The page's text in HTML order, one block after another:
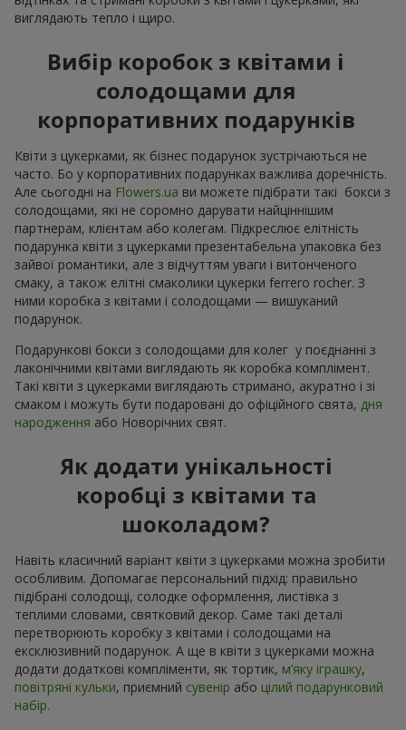
виглядають тепло і щиро.
Вибір коробок з квітами і
солодощами для
корпоративних подарунків
Квіти з цукерками, як бізнес подарунок зустрічаються не
часто. Бо у корпоративних подарунках важлива доречність.
Але сьогодні на Flowers.ua ви можете підібрати такі бокси з
солодощами, які не соромно дарувати найціннішим
партнерам, клієнтам або колегам. Підкреслює елітність
подарунка квіти з цукерками презентабельна упаковка без
зайвої романтики, але з відчуттям уваги і витонченого
смаку, а також елітні смаколики цукерки ferrero rocher. З
ними коробка з квітами і солодощами — вишуканий
подарунок.
Подарункові бокси з солодощами для колег у поєднанні з
лаконічними квітами виглядають як коробка комплімент.
Такі квіти з цукерками виглядають стримано, акуратно і зі
смаком і можуть бути подаровані до офіційного свята, дня
народження або Новорічних свят.
Як додати унікальності
коробці з квітами та
шоколадом?
Навіть класичний варіант квіти з цукерками можна зробити
особливим. Допомагає персональний підхід: правильно
підібрані солодощі, солодке оформлення, листівка з
теплими словами, святковий декор. Саме такі деталі
перетворюють коробку з квітами і солодощами на
ексклюзивний подарунок. А ще в квіти з цукерками можна
додати додаткові компліменти, як тортик, м’яку іграшку,
повітряні кульки, приємний сувенір або цілий подарунковий
набір.